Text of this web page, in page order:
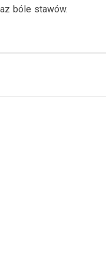
bóle stawów.